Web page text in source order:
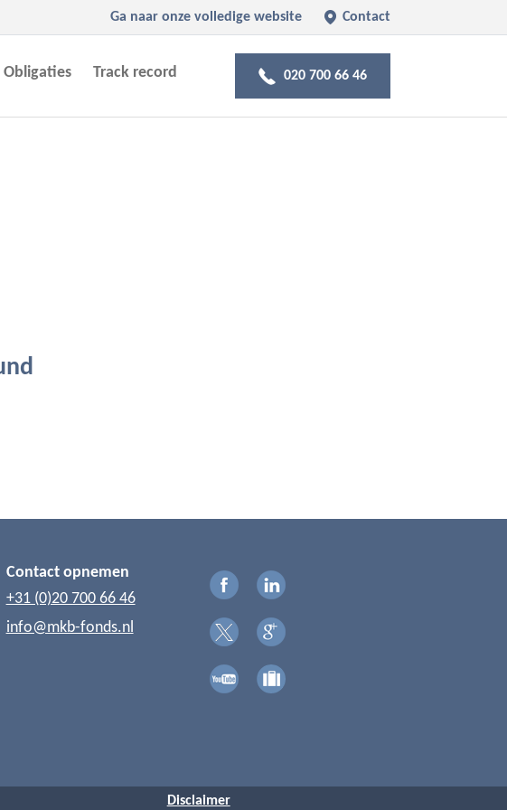
Contact
Ga naar onze volledige website
Obligaties Track record 020 700 66 46
Contact opnemen
+31 (0)20 700 66 46
info@mkb-fonds.nl
Disclaimer